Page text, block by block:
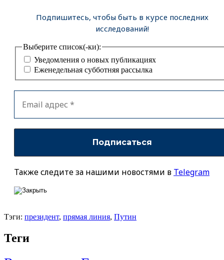
Подпишитесь, чтобы быть в курсе последних
исследований!
Выберите список(-ки):
Уведомления о новых публикациях
Еженедельная субботняя рассылка
Также следите за нашими новостями в Telegram
Тэги: президент, прямая линия, Путин
Теги